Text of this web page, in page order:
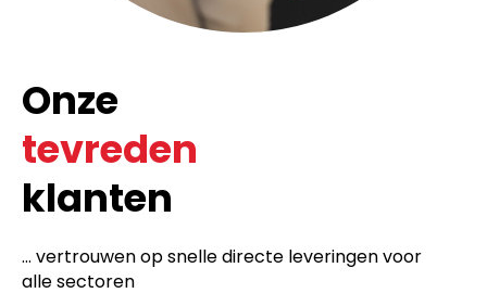
Onze
tevreden
klanten
... vertrouwen op snelle directe leveringen voor
alle sectoren